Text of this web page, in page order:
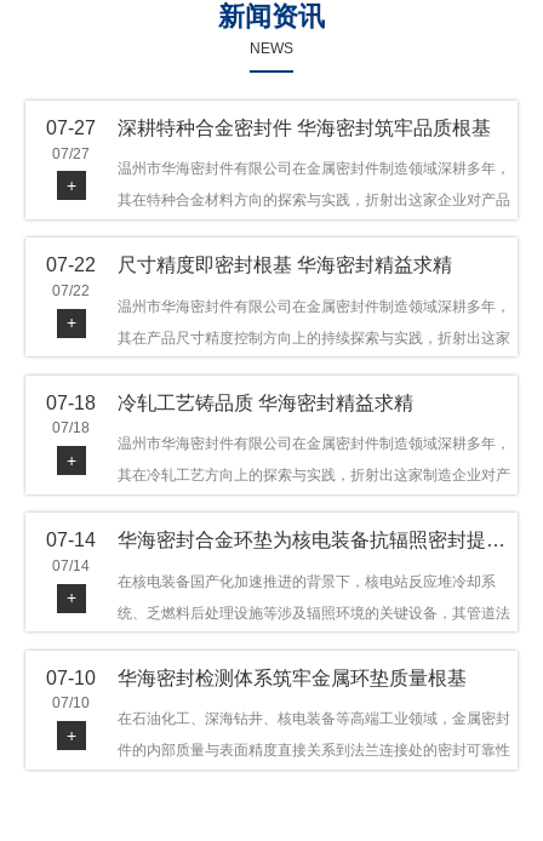
新闻资讯
NEWS
07-27
07/27
+
深耕特种合金密封件 华海密封筑牢品质根基
温州市华海密封件有限公司在金属密封件制造领域深耕多年，
其在特种合金材料方向的探索与实践，折射出这家企业对产品
品，可提供多种材质方案，在石油机械、管道法兰、采油树、
07-22
07/22
+
尺寸精度即密封根基 华海密封精益求精
温州市华海密封件有限公司在金属密封件制造领域深耕多年，
其在产品尺寸精度控制方向上的持续探索与实践，折射出这家
产品，广泛应用于石油机械、管道法兰、采油树、井口装置等
领域。本文从尺寸精度的技术内涵及企业工艺积累等角度，呈
现华海密封在该领域的务实探索与稳步发展。
07-18
07/18
+
冷轧工艺铸品质 华海密封精益求精
温州市华海密封件有限公司在金属密封件制造领域深耕多年，
其在冷轧工艺方向上的探索与实践，折射出这家制造企业对产
品，广泛应用于石油机械、管道法兰、采油树、井口装置等领
步发展。
07-14
07/14
+
华海密封合金环垫为核电装备抗辐照密封提供可靠保障
在核电装备国产化加速推进的背景下，核电站反应堆冷却系
统、乏燃料后处理设施等涉及辐照环境的关键设备，其管道法
定与密封可靠。温州市华海密封件科技有限公司深耕金属密封
领域二十余年，依托八角垫、椭圆垫及RX/BX系列高压环垫等
全系列产品，以特种合金材质体系，为核电装备抗辐照密封提
供针对性配套方案。
07-10
07/10
+
华海密封检测体系筑牢金属环垫质量根基
在石油化工、深海钻井、核电装备等高端工业领域，金属密封
件的内部质量与表面精度直接关系到法兰连接处的密封可靠性